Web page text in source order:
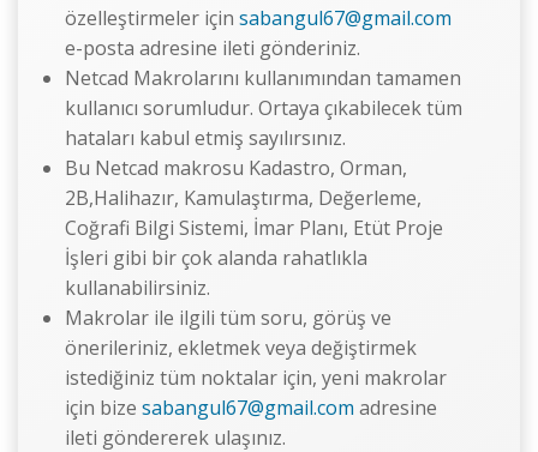
özelleştirmeler için sabangul67@gmail.com
e-posta adresine ileti gönderiniz.
Netcad Makrolarını kullanımından tamamen
kullanıcı sorumludur. Ortaya çıkabilecek tüm
hataları kabul etmiş sayılırsınız.
Bu Netcad makrosu Kadastro, Orman,
2B,Halihazır, Kamulaştırma, Değerleme,
Coğrafi Bilgi Sistemi, İmar Planı, Etüt Proje
İşleri gibi bir çok alanda rahatlıkla
kullanabilirsiniz.
Makrolar ile ilgili tüm soru, görüş ve
önerileriniz, ekletmek veya değiştirmek
istediğiniz tüm noktalar için, yeni makrolar
için bize sabangul67@gmail.com adresine
ileti göndererek ulaşınız.